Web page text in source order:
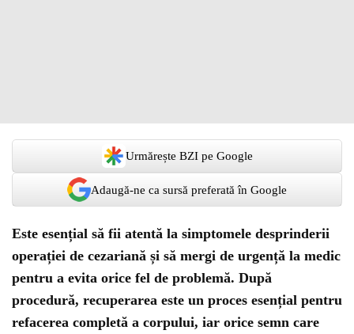
Urmărește BZI pe Google
Adaugă-ne ca sursă preferată în Google
Este esențial să fii atentă la simptomele desprinderii
operației de cezariană și să mergi de urgență la medic
pentru a evita orice fel de problemă. După
procedură, recuperarea este un proces esențial pentru
refacerea completă a corpului, iar orice semn care